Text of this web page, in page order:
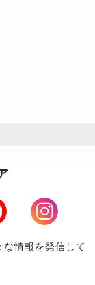
Instagram
情報を発信して